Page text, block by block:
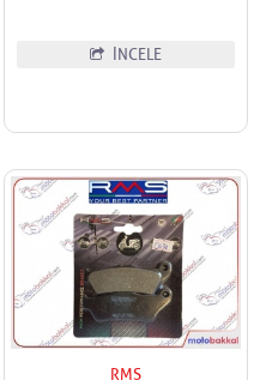
İNCELE
RMS